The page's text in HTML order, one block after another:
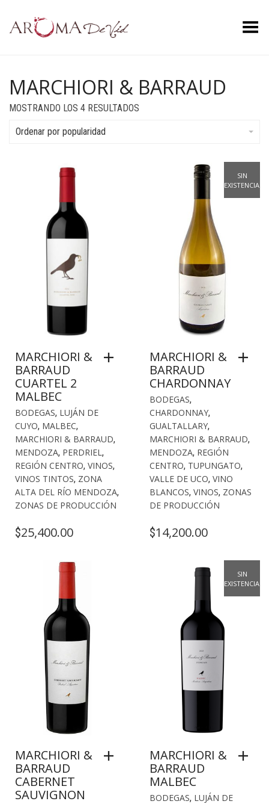
Menú
MARCHIORI & BARRAUD
MOSTRANDO LOS 4 RESULTADOS
Ordenar por popularidad
MARCHIORI &
BARRAUD
CUARTEL 2
MALBEC
BODEGAS, LUJÁN DE
CUYO, MALBEC,
MARCHIORI & BARRAUD,
MENDOZA, PERDRIEL,
REGIÓN CENTRO, VINOS,
VINOS TINTOS, ZONA
ALTA DEL RÍO MENDOZA,
ZONAS DE PRODUCCIÓN
$25,400.00
SIN
EXISTENCIAS
MARCHIORI &
BARRAUD
CHARDONNAY
BODEGAS,
CHARDONNAY,
GUALTALLARY,
MARCHIORI & BARRAUD,
MENDOZA, REGIÓN
CENTRO, TUPUNGATO,
VALLE DE UCO, VINO
BLANCOS, VINOS, ZONAS
DE PRODUCCIÓN
$14,200.00
MARCHIORI &
BARRAUD
CABERNET
SAUVIGNON
SIN
EXISTENCIAS
MARCHIORI &
BARRAUD
MALBEC
BODEGAS, LUJÁN DE